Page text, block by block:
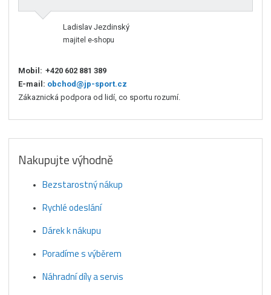
Ladislav Jezdinský
majitel e-shopu
Mobil: +420 602 881 389
E-mail: obchod@jp-sport.cz
Zákaznická podpora od lidí, co sportu rozumí.
Nakupujte výhodně
Bezstarostný nákup
Rychlé odeslání
Dárek k nákupu
Poradíme s výběrem
Náhradní díly a servis